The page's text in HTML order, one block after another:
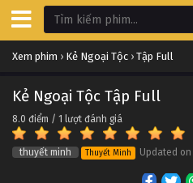
Xem phim › Kẻ Ngoại Tộc › Tập Full
Kẻ Ngoại Tộc Tập Full
8.0 điểm / 1 lượt đánh giá
thuyết minh Thuyết Minh Updated on